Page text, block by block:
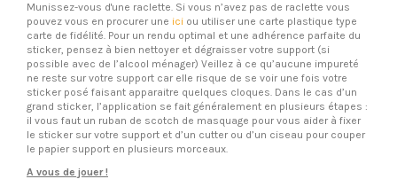
Munissez-vous d'une raclette. Si vous n’avez pas de raclette vous
pouvez vous en procurer une ici ou utiliser une carte plastique type
carte de fidélité. Pour un rendu optimal et une adhérence parfaite du
sticker, pensez à bien nettoyer et dégraisser votre support (si
possible avec de l’alcool ménager) Veillez à ce qu’aucune impureté
ne reste sur votre support car elle risque de se voir une fois votre
sticker posé faisant apparaitre quelques cloques. Dans le cas d’un
grand sticker, l’application se fait généralement en plusieurs étapes :
il vous faut un ruban de scotch de masquage pour vous aider à fixer
le sticker sur votre support et d’un cutter ou d’un ciseau pour couper
le papier support en plusieurs morceaux.
A vous de jouer !